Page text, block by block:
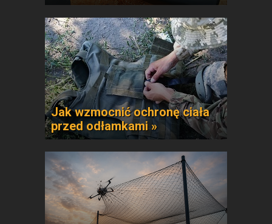
Jak wzmocnić ochronę ciała
przed odłamkami »